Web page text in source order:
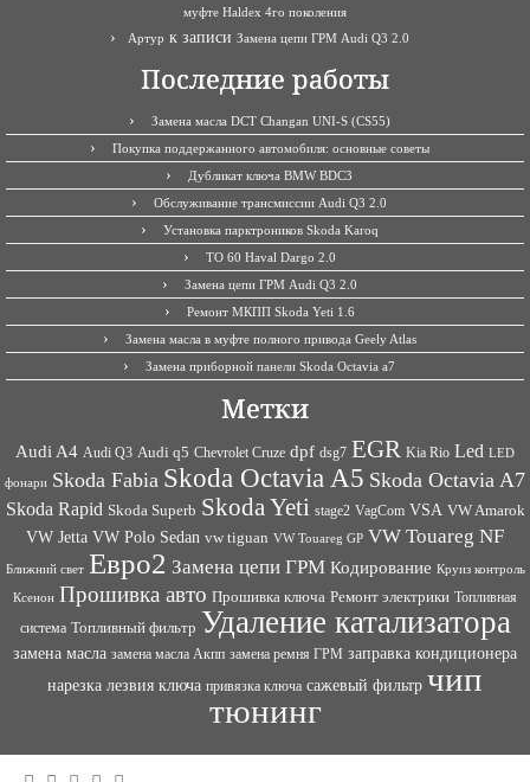
муфте Haldex 4го поколения
Артур к записи Замена цепи ГРМ Audi Q3 2.0
Последние работы
Замена масла DCT Changan UNI-S (CS55)
Покупка поддержанного автомобиля: основные советы
Дубликат ключа BMW BDC3
Обслуживание трансмиссии Audi Q3 2.0
Установка парктроников Skoda Karoq
ТО 60 Haval Dargo 2.0
Замена цепи ГРМ Audi Q3 2.0
Ремонт МКПП Skoda Yeti 1.6
Замена масла в муфте полного привода Geely Atlas
Замена приборной панели Skoda Octavia a7
Метки
Audi A4 Audi Q3 Audi q5 Chevrolet Cruze dpf dsg7 EGR Kia Rio Led LED
фонари Skoda Fabia Skoda Octavia A5 Skoda Octavia A7
Skoda Rapid Skoda Superb Skoda Yeti stage2 VagCom VSA VW Amarok
VW Jetta VW Polo Sedan vw tiguan VW Touareg GP VW Touareg NF
Ближний свет Евро2 Замена цепи ГРМ Кодирование Круиз контроль
Ксенон Прошивка авто Прошивка ключа Ремонт электрики Топливная
система Топливный фильтр Удаление катализатора
замена масла замена масла Акпп замена ремня ГРМ заправка кондиционера
нарезка лезвия ключа привязка ключа сажевый фильтр чип
тюнинг